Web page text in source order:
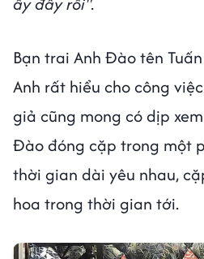
Bạn trai Anh Đào tên
Anh rất hiểu cho công
giả cũng mong có dịp
Đào đóng cặp trong một
thời gian dài yêu nhau,
hoa trong thời gian tới.